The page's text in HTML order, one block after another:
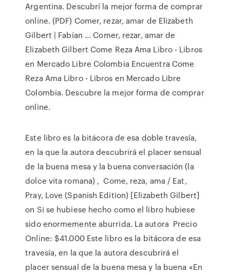
Argentina. Descubrí la mejor forma de comprar
online. (PDF) Comer, rezar, amar de Elizabeth
Gilbert | Fabian ... Comer, rezar, amar de
Elizabeth Gilbert Come Reza Ama Libro - Libros
en Mercado Libre Colombia Encuentra Come
Reza Ama Libro - Libros en Mercado Libre
Colombia. Descubre la mejor forma de comprar
online.
Este libro es la bitácora de esa doble travesía,
en la que la autora descubrirá el placer sensual
de la buena mesa y la buena conversación (la
dolce vita romana) , Come, reza, ama / Eat,
Pray, Love (Spanish Edition) [Elizabeth Gilbert]
on Si se hubiese hecho como el libro hubiese
sido enormemente aburrida. La autora Precio
Online: $41.000 Este libro es la bitácora de esa
travesía, en la que la autora descubrirá el
placer sensual de la buena mesa y la buena «En